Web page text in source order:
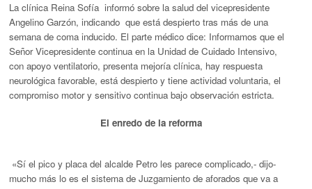
La clínica Reina Sofía informó sobre la salud del vicepresidente
Angelino Garzón, indicando que está despierto tras más de una
semana de coma inducido. El parte médico dice: Informamos que el
Señor Vicepresidente continua en la Unidad de Cuidado Intensivo,
con apoyo ventilatorio, presenta mejoría clínica, hay respuesta
neurológica favorable, está despierto y tiene actividad voluntaria, el
compromiso motor y sensitivo continua bajo observación estricta.
El enredo de la reforma
«Sí el pico y placa del alcalde Petro les parece complicado,- dijo-
mucho más lo es el sistema de Juzgamiento de aforados que va a